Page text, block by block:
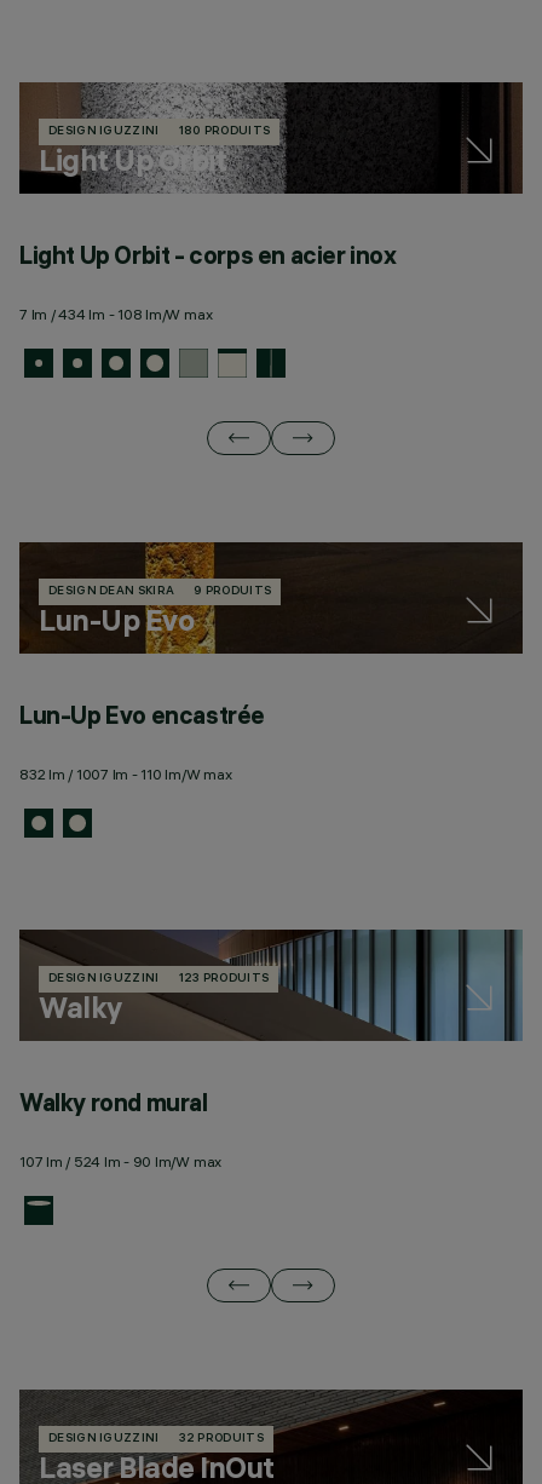
DESIGN IGUZZINI 180 PRODUITS
Light Up Orbit
Light Up Orbit - corps en acier inox
7 lm / 434 lm - 108 lm/W max
DESIGN DEAN SKIRA 9 PRODUITS
Lun-Up Evo
Lun-Up Evo encastrée
832 lm / 1007 lm - 110 lm/W max
DESIGN IGUZZINI 123 PRODUITS
Walky
Walky rond mural
107 lm / 524 lm - 90 lm/W max
DESIGN IGUZZINI 32 PRODUITS
Laser Blade InOut